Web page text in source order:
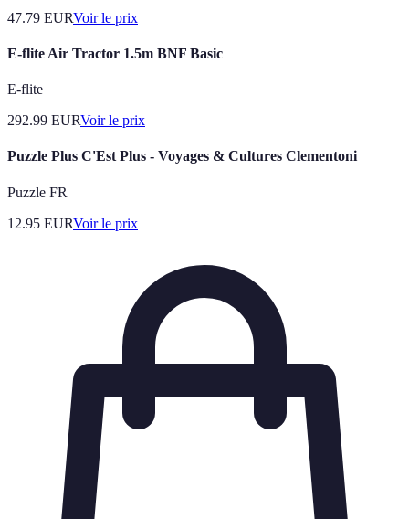
47.79 EURVoir le prix
E-flite Air Tractor 1.5m BNF Basic
E-flite
292.99 EURVoir le prix
Puzzle Plus C'Est Plus - Voyages & Cultures Clementoni
Puzzle FR
12.95 EURVoir le prix